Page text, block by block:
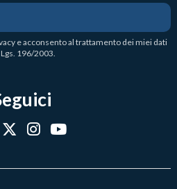
e acconsento al trattamento dei miei dati
196/2003.